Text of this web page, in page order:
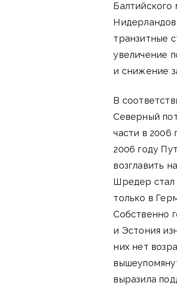
транзитные
увеличение
и снижение
В
Северный
части в 2006
2006 году
возглавить
Шредер стал
только в
Собственно
и Эстония
них нет
выразила